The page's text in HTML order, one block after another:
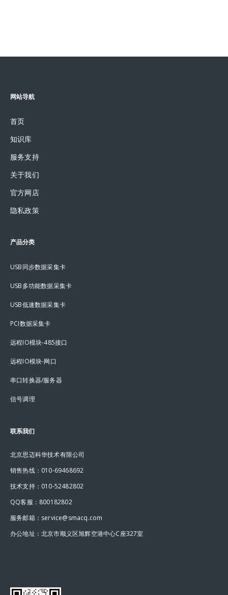
网站导航
首页
知识库
服务支持
关于我们
官方网店
隐私政策
产品分类
USB同步数据采集卡
USB多功能数据采集卡
USB低速数据采集卡
PCI数据采集卡
远程IO模块-485接口
远程IO模块-网口
串口转换器/服务器
信号调理
联系我们
北京思迈科华技术有限公司
销售热线：010-69468692
技术支持：010-52482802
QQ客服：800182802
服务邮箱：service@smacq.com
办公地址：北京市顺义区旭辉空港中心C座327室